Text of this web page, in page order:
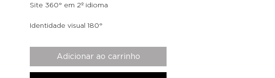
Site 360° em 2º idioma
Identidade visual 180°
Adicionar ao carrinho